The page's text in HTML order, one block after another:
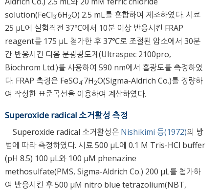
solution(FeCl3·6H2O) 2.5 mL를 혼합하여 제조하였다. 시료
25 μL에 실험직전 37℃에서 10분 이상 반응시킨 FRAP
reagent를 175 μL 첨가한 후 37℃로 조절된 암소에서 30분
간 반응시킨 다음 분광광도계(Ultraspec 2100pro,
Biochrom Ltd.)를 사용하여 590 nm에서 흡광도를 측정하였
다. FRAP 측정은 FeSO4·7H2O(Sigma-Aldrich Co.)를 정량하
여 작성한 표준곡선을 이용하여 계산하였다.
Superoxide radical 소거활성 측정
Superoxide radical 소거활성은 Nishikimi 등(1972)의 방
법에 따라 측정하였다. 시료 500 μL에 0.1 M Tris-HCl buffer
(pH 8.5) 100 μL와 100 μM phenazine
methosulfate(PMS, Sigma-Aldrich Co.) 200 μL를 첨가하
여 반응시킨 후 500 μM nitro blue tetrazolium(NBT,